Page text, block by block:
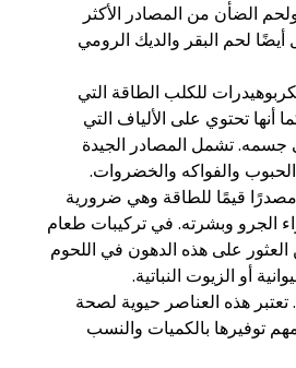
الضأن من المصادر الأكثر
لحم البقر والديك الرومي
للكلب الطاقة التي
أنها تحتوي على الألياف التي
جسمه. تشمل المصادر الجيدة
والفواكه والخضروات.
مصدرًا قيمًا للطاقة وهي ضرورية
الجرو وبشرته. في تركيبات طعام
العثور على هذه الدهون في اللحوم
أو الزيوت النباتية.
تعتبر هذه العناصر حيوية لصحة
توفيرها بالكميات والنسب